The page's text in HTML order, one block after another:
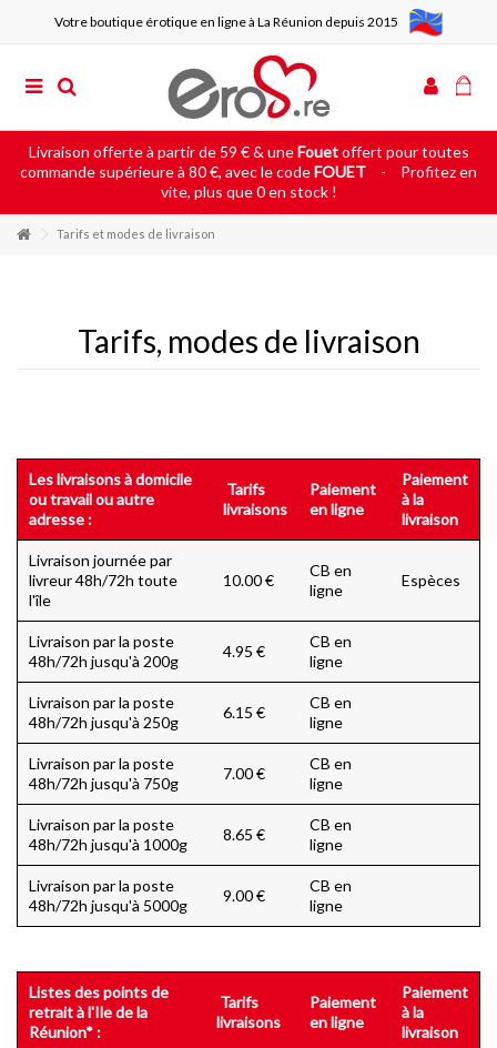
Votre boutique érotique en ligne à La Réunion depuis 2015
Livraison offerte à partir de 59 € & uneFouetoffert pour toutes
commande supérieure à 80 €, avec le codeFOUET -
Profitez en
vite, plus que 0 en stock !
Tarifs et modes de livraison
Tarifs, modes de livraison
Les livraisons à domicile
ou travail ou autre
adresse :
Tarifs
livraisons
Paiement
en ligne
Paiement
à la
livraison
Livraison journée par
livreur 48h/72h toute
l'île
10.00 €
CB en
ligne
Espèces
Livraison par la poste
48h/72h jusqu'à 200g
4.95 €
CB en
ligne
Livraison par la poste
48h/72h jusqu'à 250g
6.15 €
CB en
ligne
Livraison par la poste
48h/72h jusqu'à 750g
7.00 €
CB en
ligne
Livraison par la poste
48h/72h jusqu'à 1000g
8.65 €
CB en
ligne
Livraison par la poste
48h/72h jusqu'à 5000g
9.00 €
CB en
ligne
Listes des points de
retrait à l'Ile de la
Réunion* :
Tarifs
livraisons
Paiement
en ligne
Paiement
à la
livraison